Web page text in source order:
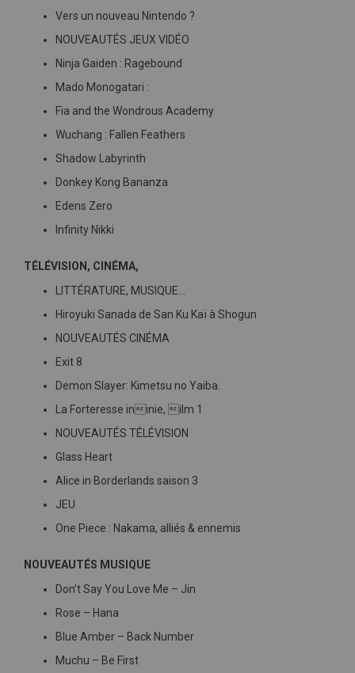
Vers un nouveau Nintendo ?
NOUVEAUTÉS JEUX VIDÉO
Ninja Gaiden : Ragebound
Mado Monogatari :
Fia and the Wondrous Academy
Wuchang : Fallen Feathers
Shadow Labyrinth
Donkey Kong Bananza
Edens Zero
Infinity Nikki
TÉLÉVISION, CINÉMA,
LITTÉRATURE, MUSIQUE…
Hiroyuki Sanada de San Ku Kaï à Shogun
NOUVEAUTÉS CINÉMA
Exit 8
Demon Slayer: Kimetsu no Yaiba.
La Forteresse ininie, ilm 1
NOUVEAUTÉS TÉLÉVISION
Glass Heart
Alice in Borderlands saison 3
JEU
One Piece : Nakama, alliés & ennemis
NOUVEAUTÉS MUSIQUE
Don’t Say You Love Me – Jin
Rose – Hana
Blue Amber – Back Number
Muchu – Be First